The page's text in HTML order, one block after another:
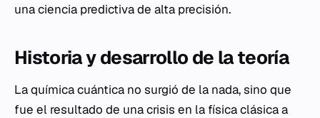
una ciencia predictiva de alta precisión.
Historia y desarrollo de la teoría
La química cuántica no surgió de la nada, sino que
fue el resultado de una crisis en la física clásica a